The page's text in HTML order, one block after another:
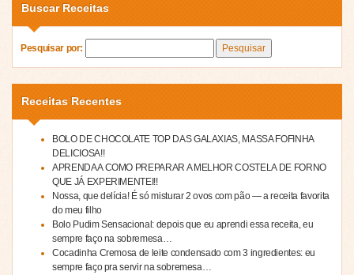
Buscar Receitas
Pesquisar por:
Receitas Recentes
BOLO DE CHOCOLATE TOP DAS GALAXIAS, MASSA FOFINHA
DELICIOSA!!
APRENDA A COMO PREPARAR A MELHOR COSTELA DE FORNO
QUE JÁ EXPERIMENTEI!!
Nossa, que delícia! É só misturar 2 ovos com pão — a receita favorita
do meu filho
Bolo Pudim Sensacional: depois que eu aprendi essa receita, eu
sempre faço na sobremesa…
Cocadinha Cremosa de leite condensado com 3 ingredientes: eu
sempre faço pra servir na sobremesa…